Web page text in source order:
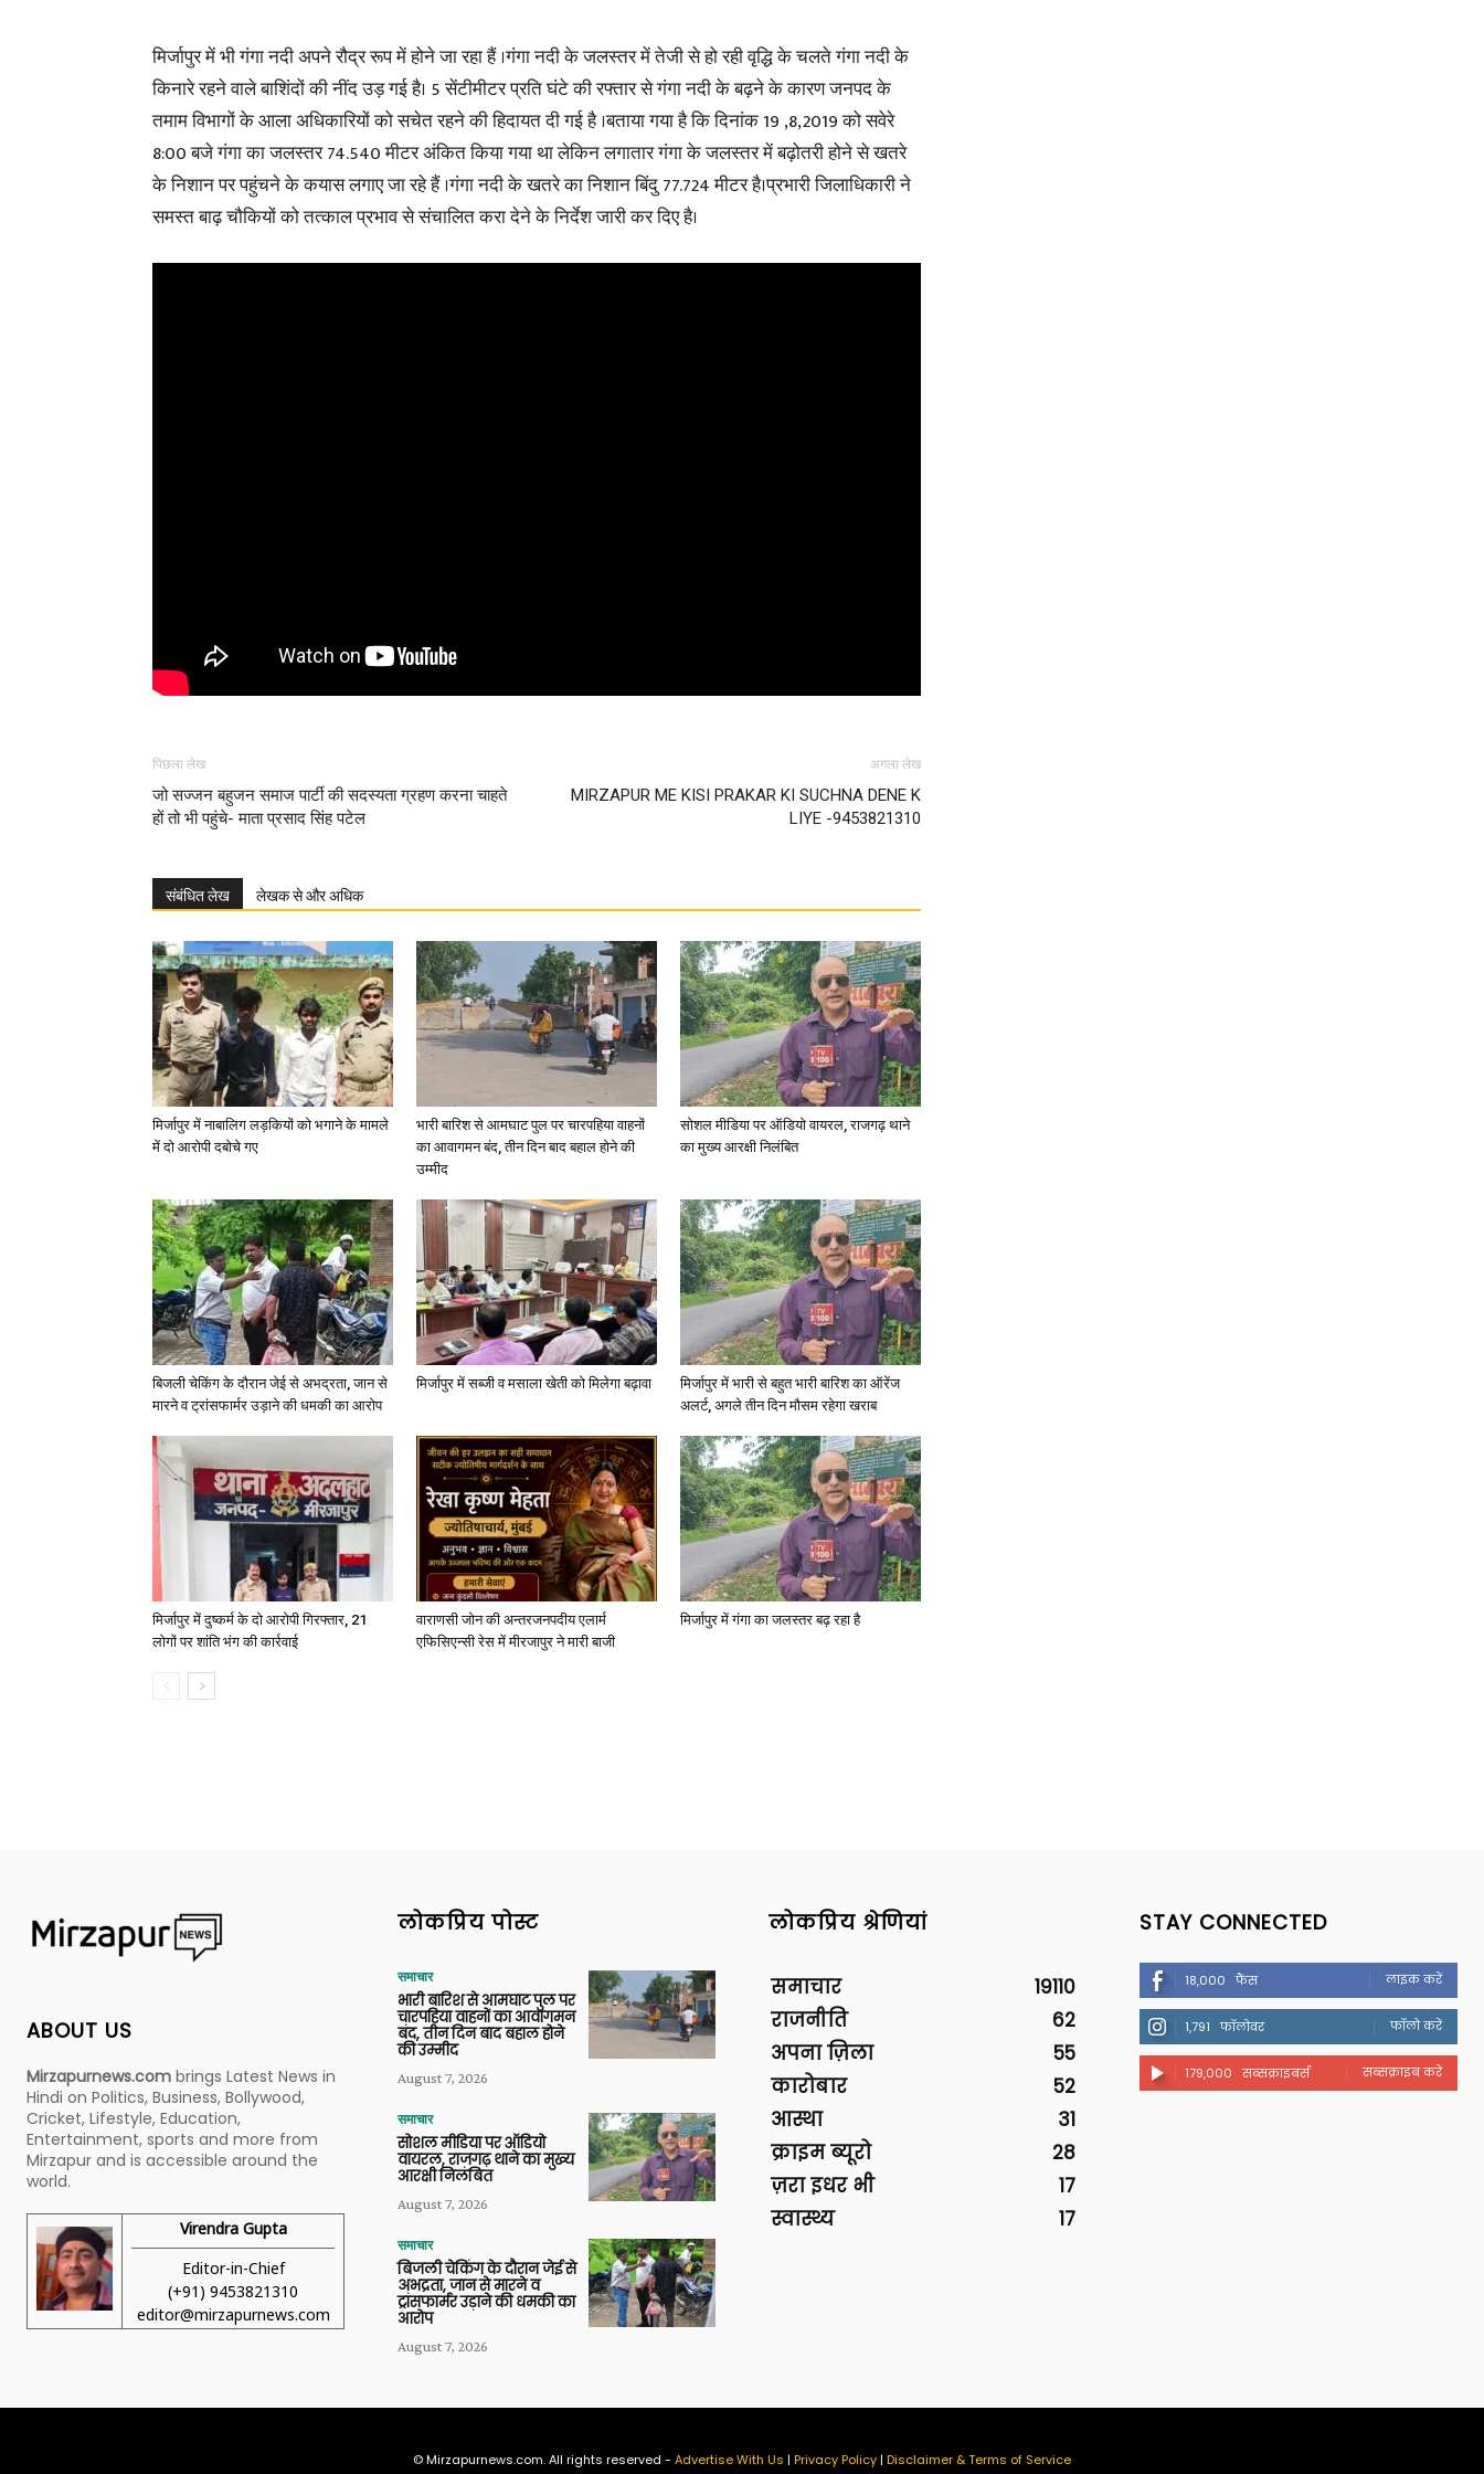
in
Hindi,
मिर्जापुर में भी गंगा नदी अपने रौद्र रूप में होने जा रहा हैं ।गंगा नदी के जलस्तर में तेजी से हो रही वृद्धि के चलते गंगा नदी के
किनारे रहने वाले बाशिंदों की नींद उड़ गई है। 5 सेंटीमीटर प्रति घंटे की रफ्तार से गंगा नदी के बढ़ने के कारण जनपद के
तमाम विभागों के आला अधिकारियों को सचेत रहने की हिदायत दी गई है ।बताया गया है कि दिनांक 19 ,8,2019 को सवेरे
8:00 बजे गंगा का जलस्तर 74.540 मीटर अंकित किया गया था लेकिन लगातार गंगा के जलस्तर में बढ़ोतरी होने से खतरे
के निशान पर पहुंचने के कयास लगाए जा रहे हैं ।गंगा नदी के खतरे का निशान बिंदु 77.724 मीटर है।प्रभारी जिलाधिकारी ने
समस्त बाढ़ चौकियों को तत्काल प्रभाव से संचालित करा देने के निर्देश जारी कर दिए है।
पिछला लेख
जो सज्जन बहुजन समाज पार्टी की सदस्यता ग्रहण करना चाहते
हों तो भी पहुंचे- माता प्रसाद सिंह पटेल
अगला लेख
MIRZAPUR ME KISI PRAKAR KI SUCHNA DENE K
LIYE -9453821310
संबंधित लेख लेखक से और अधिक
मिर्जापुर में नाबालिग लड़कियों को भगाने के मामले
में दो आरोपी दबोचे गए
भारी बारिश से आमघाट पुल पर चारपहिया वाहनों
का आवागमन बंद, तीन दिन बाद बहाल होने की
उम्मीद
सोशल मीडिया पर ऑडियो वायरल, राजगढ़ थाने
का मुख्य आरक्षी निलंबित
बिजली चेकिंग के दौरान जेई से अभद्रता, जान से
मारने व ट्रांसफार्मर उड़ाने की धमकी का आरोप
मिर्जापुर में सब्जी व मसाला खेती को मिलेगा बढ़ावा
मिर्जापुर में भारी से बहुत भारी बारिश का ऑरेंज
अलर्ट, अगले तीन दिन मौसम रहेगा खराब
मिर्जापुर में दुष्कर्म के दो आरोपी गिरफ्तार, 21
लोगों पर शांति भंग की कार्रवाई
वाराणसी जोन की अन्तरजनपदीय एलार्म
एफिसिएन्सी रेस में मीरजापुर ने मारी बाजी
मिर्जापुर में गंगा का जलस्तर बढ़ रहा है
ABOUT US
Mirzapurnews.com brings Latest News in
Hindi on Politics, Business, Bollywood,
Cricket, Lifestyle, Education,
Entertainment, sports and more from
Mirzapur and is accessible around the
world.
Virendra Gupta
Editor-in-Chief
(+91) 9453821310
editor@mirzapurnews.com
लोकप्रिय पोस्ट
समाचार
भारी बारिश से आमघाट पुल पर
चारपहिया वाहनों का आवागमन
बंद, तीन दिन बाद बहाल होने
की उम्मीद
August 7, 2026
समाचार
सोशल मीडिया पर ऑडियो
वायरल, राजगढ़ थाने का मुख्य
आरक्षी निलंबित
August 7, 2026
समाचार
बिजली चेकिंग के दौरान जेई से
अभद्रता, जान से मारने व
ट्रांसफार्मर उड़ाने की धमकी का
आरोप
August 7, 2026
लोकप्रिय श्रेणियां
समाचार
19110
राजनीति
62
अपना ज़िला
55
कारोबार
52
आस्था
31
क्राइम ब्यूरो
28
ज़रा इधर भी
17
स्वास्थ्य
17
STAY CONNECTED
18,000 फैंस लाइक करें
1,791 फॉलोवर फॉलो करें
179,000 सब्सक्राइबर्स सब्सक्राइब करें
© Mirzapurnews.com. All rights reserved - Advertise With Us | Privacy Policy| Disclaimer & Terms of Service